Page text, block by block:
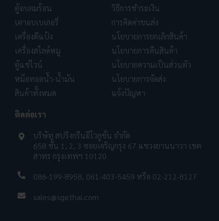
ตู้อบลมร้อน
เตาอบเบเกอรี่
เครื่องตีแป้ง
เครื่องสไลด์หมู
ตู้แช่ไวน์
หม้อทอดน้ำ-น้ำมัน
สินค้าทั้งหมด
วิธีการชำระเงิน
การคิดค่าขนส่ง
นโยบายการยกเลิกสินค้า
นโยบายการคืนสินค้า
นโยบายความเป็นส่วนตัว
นโยบายการจัดส่ง
แจ้งปัญหา
ติดต่อเรา
บริษัท สปริงกรีนอีโวลูชั่น จำกัด
658 ชั้น 1, 2, 3 ซอยเจริญกรุง 67 แขวงยานนาวา เขต
สาทร กรุงเทพฯ 10120
086-199-8958, 061-403-5459 หรือ 02-212-8127
sales@sgethai.com